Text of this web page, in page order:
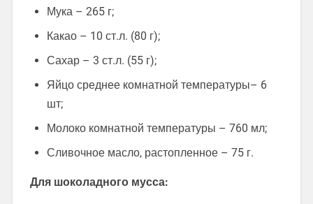
Мука – 265 г;
Какао – 10 ст.л. (80 г);
Сахар – 3 ст.л. (55 г);
Яйцо среднее комнатной температуры– 6
шт;
Молоко комнатной температуры – 760 мл;
Сливочное масло, растопленное – 75 г.
Для шоколадного мусса: